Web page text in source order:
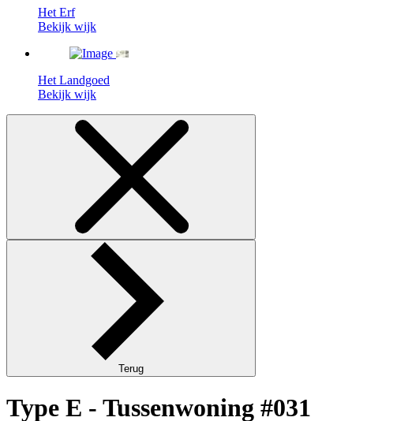
Het Erf
Bekijk wijk
Het Landgoed
Bekijk wijk
Terug
Type E - Tussenwoning #031